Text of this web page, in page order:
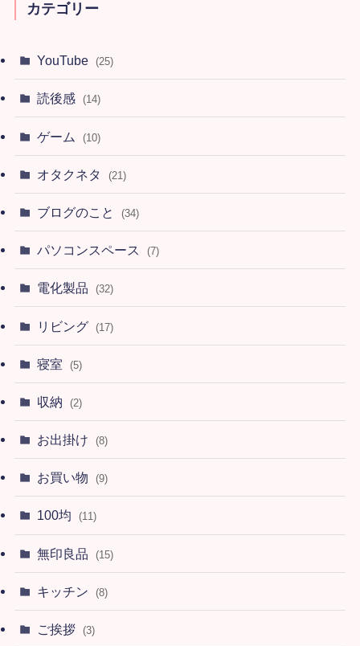
カテゴリー
YouTube (25)
読後感 (14)
ゲーム (10)
オタクネタ (21)
ブログのこと (34)
パソコンスペース (7)
電化製品 (32)
リビング (17)
寝室 (5)
収納 (2)
お出掛け (8)
お買い物 (9)
100均 (11)
無印良品 (15)
キッチン (8)
ご挨拶 (3)